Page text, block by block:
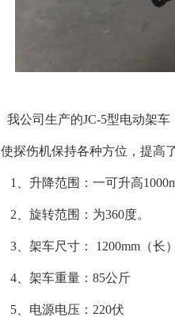
我公司生产的JC-5型电动架
使探伤机保持各种方位，提高
1、升降范围：一可升高
2、旋转范围：为360度。
3、架车尺寸： 1200mm（长
4、架车重量：85公斤
5、电源电压：220伏